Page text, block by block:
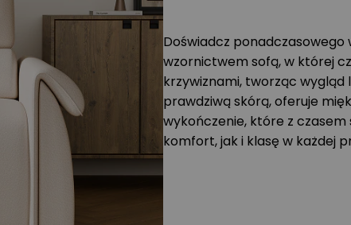
Doświadcz ponadczasowego
wzornictwem sofą, w której
krzywiznami, tworząc wygląd
prawdziwą skórą, oferuje
wykończenie, które z
komfort, jak i klasę w każdej